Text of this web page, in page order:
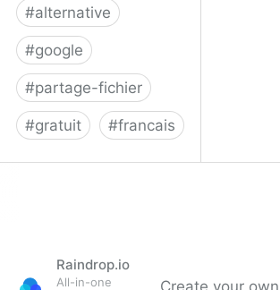
#alternative
#google
#partage-fichier
#gratuit #francais
Raindrop.io
All-in-one
Create your